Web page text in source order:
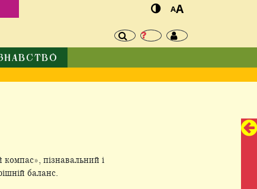
AA
компас», пізнавальний і
баланс.